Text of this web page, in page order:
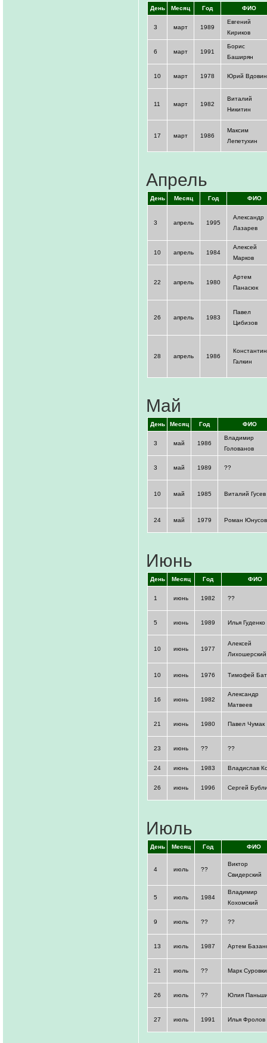
День Месяц Год ФИО
3 март 1989
Евгений
Кириков
6 март 1991
Борис
Баширян
10 март 1978 Юрий Вдовин
11 март 1982
Виталий
Никитин
17 март 1986
Максим
Лепетухин
Апрель
День Месяц Год ФИО
3 апрель 1995
Александр
Лазарев
10 апрель 1984
Алексей
Марков
22 апрель 1980
Артем
Панасюк
26 апрель 1983
Павел
Цибизов
28 апрель 1986
Константин
Галкин
Май
День Месяц Год ФИО
3 май 1986
Владимир
Голованов
3 май 1989 ??
10 май 1985 Виталий Гусев
24 май 1979 Роман Юнусов
Июнь
День Месяц Год ФИО
1 июнь 1982 ??
5 июнь 1989 Илья Гуденко
10 июнь 1977
Алексей
Лихошерский
10 июнь 1976 Тимофей
16 июнь 1982
Александр
Матвеев
21 июнь 1980 Павел Чумак
23 июнь ?? ??
24 июнь 1983 Владислав
26 июнь 1996 Сергей
Июль
День Месяц Год ФИО
4 июль ??
Виктор
Свидерский
5 июль 1984
Владимир
Кохомский
9 июль ?? ??
13 июль 1987 Артем
21 июль ?? Марк
26 июль ?? Юлия
27 июль 1991 Илья Фролов